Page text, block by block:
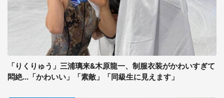
「りくりゅう」三浦璃来&木原龍一、制服衣装がかわいすぎて
悶絶...「かわいい」「素敵」「同級生に見えます」